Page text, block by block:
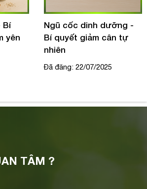
Bí
yên
Ngũ cốc dinh dưỡng -
Bí quyết giảm cân tự
nhiên
Đã đăng: 22/07/2025
TÂM ?